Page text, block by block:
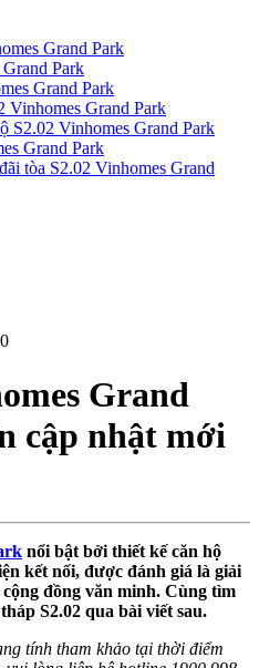
Grand Park
Park
Grand Park
Vinhomes Grand Park
S2.02 Vinhomes Grand Park
Grand Park
tòa S2.02 Vinhomes Grand
Grand
cập nhật mới
nổi bật bởi thiết kế căn hộ
kết nối, được đánh giá là giải
đồng văn minh. Cùng tìm
S2.02 qua bài viết sau.
tính tham khảo tại thời điểm